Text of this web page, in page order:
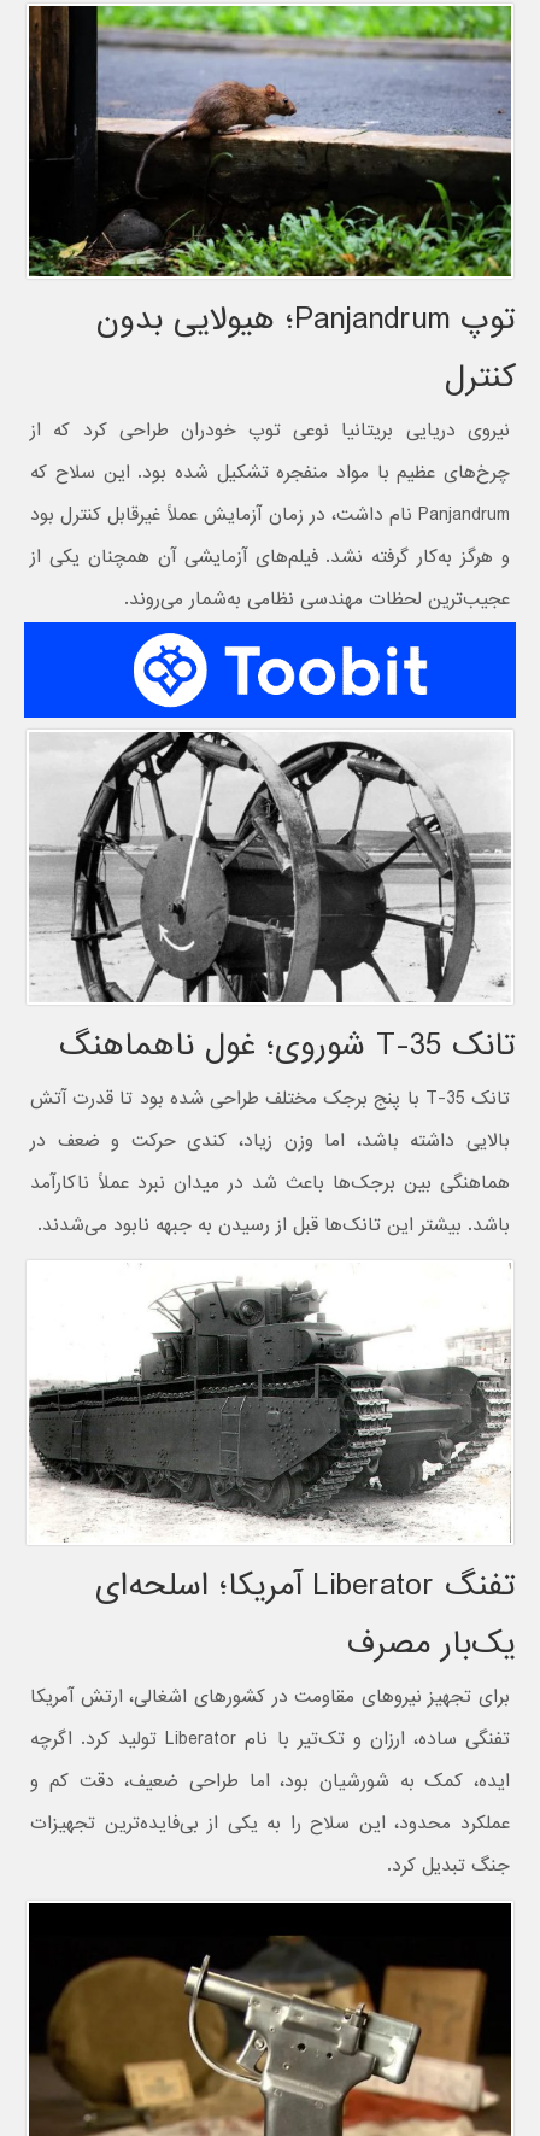
توپ Panjandrum؛ هیولایی بدون
کنترل
نیروی دریایی بریتانیا نوعی توپ خودران طراحی کرد که از
چرخ‌های عظیم با مواد منفجره تشکیل شده بود. این سلاح که
Panjandrum نام داشت، در زمان آزمایش عملاً غیرقابل کنترل بود
و هرگز به‌کار گرفته نشد. فیلم‌های آزمایشی آن همچنان یکی از
عجیب‌ترین لحظات مهندسی نظامی به‌شمار می‌روند.
تانک T-35 شوروی؛ غول ناهماهنگ
تانک T-35 با پنج برجک مختلف طراحی شده بود تا قدرت آتش
بالایی داشته باشد، اما وزن زیاد، کندی حرکت و ضعف در
هماهنگی بین برجک‌ها باعث شد در میدان نبرد عملاً ناکارآمد
باشد. بیشتر این تانک‌ها قبل از رسیدن به جبهه نابود می‌شدند.
تفنگ Liberator آمریکا؛ اسلحه‌ای
یک‌بار مصرف
برای تجهیز نیروهای مقاومت در کشورهای اشغالی، ارتش آمریکا
تفنگی ساده، ارزان و تک‌تیر با نام Liberator تولید کرد. اگرچه
ایده، کمک به شورشیان بود، اما طراحی ضعیف، دقت کم و
عملکرد محدود، این سلاح را به یکی از بی‌فایده‌ترین تجهیزات
جنگ تبدیل کرد.